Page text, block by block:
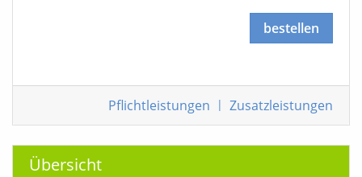
bestellen
Pflichtleistungen | Zusatzleistungen
Übersicht